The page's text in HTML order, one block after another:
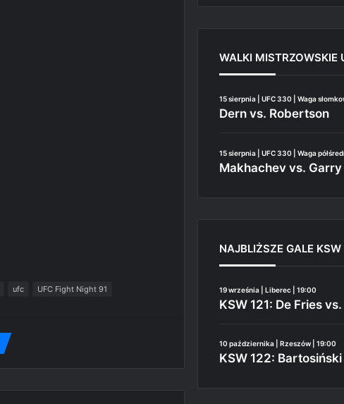
ufc UFC Fight Night 91
WALKI MISTRZOWSKIE
15 sierpnia | UFC 330 | Waga
Dern vs. Robertson
15 sierpnia | UFC 330 | Waga
Makhachev vs. Garry
NAJBLIŻSZE GALE KSW
19 września | Liberec | 19:00
KSW 121: De Fries
10 października | Rzeszów | 19:00
KSW 122: